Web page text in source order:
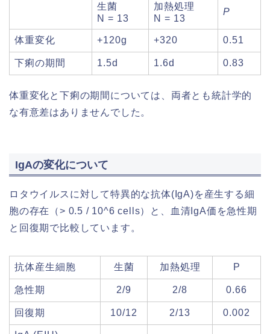
生菌
N = 13
加熱処理
N = 13
P
体重変化 +120g +320 0.51
下痢の期間 1.5d 1.6d 0.83
体重変化と下痢の期間については、両者とも統計学的
な有意差はありませんでした。
IgAの変化について
ロタウイルスに対して特異的な抗体(IgA)を産生する細
胞の存在（> 0.5 / 10^6 cells）と、血清IgA価を急性期
と回復期で比較しています。
抗体産生細胞 生菌 加熱処理 P
急性期 2/9 2/8 0.66
回復期 10/12 2/13 0.002